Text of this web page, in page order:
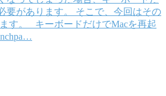
要があります。 そこで、今回はその
す。 キーボードだけでMacを再起